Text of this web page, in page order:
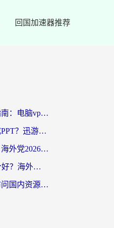
回国加速器推荐
海外党刷国内资源指南：电脑vpn免费版真的能用吗？选对加速器才是关键
海外玩国内手游卡成PPT？迅游和奇游手游哪个好？附真实VPN评测及番茄加速器体验
迅游和穿梭哪个好？海外党2026亲测对比+免费vs付费选择指南，附番茄加速器实测体验
穿梭和腾讯VPN哪个好？海外党亲测3款热门回国加速器，附避坑指南
海外党必看！无缝访问国内资源指南：从vpn官网下载到加速器选择（附番茄实测）